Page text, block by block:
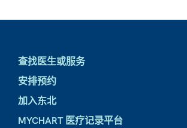
查找医生或服务
安排预约
加入东北
MYCHART 医疗记录平台